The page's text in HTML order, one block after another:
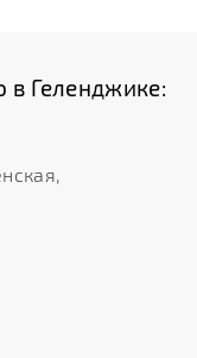
в Геленджике: